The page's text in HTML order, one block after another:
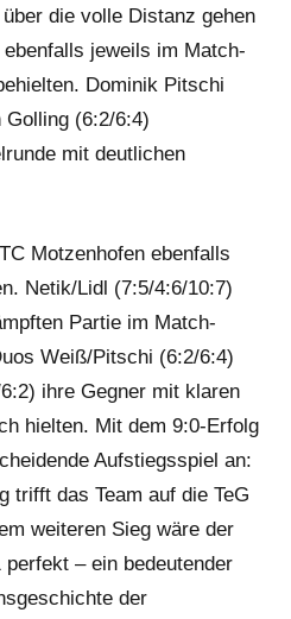
die volle Distanz gehen
jeweils im Match-
Dominik Pitschi
(6:2/6:4)
mit deutlichen
Motzenhofen ebenfalls
Netik/Lidl (7:5/4:6/10:7)
Partie im Match-
Weiß/Pitschi (6:2/6:4)
ihre Gegner mit klaren
hielten. Mit dem 9:0-Erfolg
Aufstiegsspiel an:
trifft das Team auf die TeG
weiteren Sieg wäre der
– ein bedeutender
der